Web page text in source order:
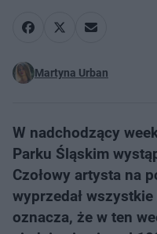
Martyna Urban
W nadchodzący
Parku Śląskim
Czołowy artysta na
wyprzedał
oznacza, że w ten